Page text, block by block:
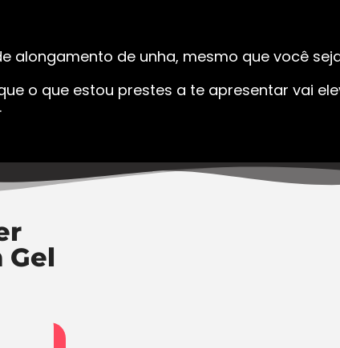
alongamento de unha, mesmo que você
o que estou prestes a te apresentar vai